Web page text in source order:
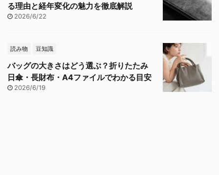
る理由と経年変化の魅力を徹底解説
2026/6/22
読み物 豆知識
バッグの大きさはどう選ぶ？折りたたみ
日傘・長財布・A4ファイルでわかる目安
2026/6/19